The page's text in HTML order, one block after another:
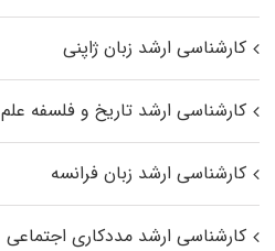
کارشناسی ارشد زبان ژاپنی
کارشناسی ارشد تاریخ و فلسفه علم
کارشناسی ارشد زبان فرانسه
کارشناسی ارشد مددکاری اجتماعی